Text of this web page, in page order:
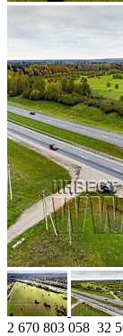
2 670 803 058 32